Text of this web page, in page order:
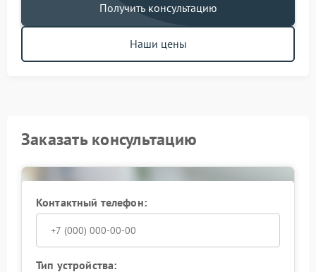
Получить консультацию
Наши цены
Заказать консультацию
Контактный телефон:
Тип устройства: